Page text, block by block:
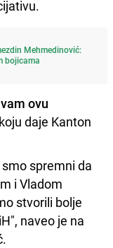
Mehmedinović:
bojicama
ovu
daje Kanton
spremni da
i Vladom
stvorili bolje
naveo je na